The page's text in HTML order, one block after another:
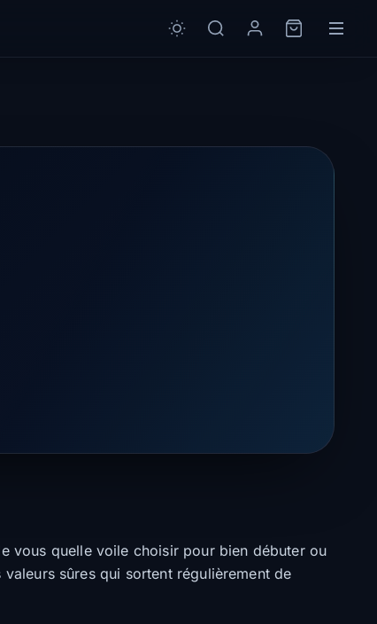
vous quelle voile choisir pour bien débuter ou
sûres qui sortent régulièrement de